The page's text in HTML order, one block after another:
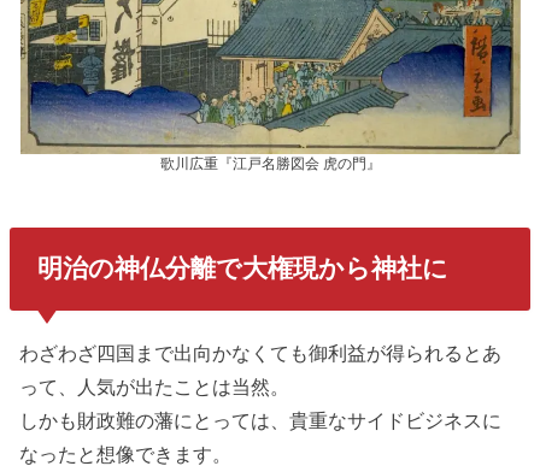
歌川広重『江戸名勝図会 虎の門』
明治の神仏分離で大権現から神社に
わざわざ四国まで出向かなくても御利益が得られるとあ
って、人気が出たことは当然。
しかも財政難の藩にとっては、貴重なサイドビジネスに
なったと想像できます。